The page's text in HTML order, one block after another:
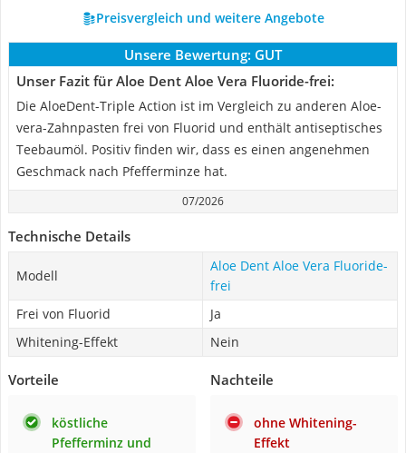
Preisvergleich und weitere Angebote
Unsere Bewertung: GUT
Unser Fazit für Aloe Dent Aloe Vera Fluoride-frei:
Die AloeDent-Triple Action ist im Vergleich zu anderen Aloe-
vera-Zahnpasten frei von Fluorid und enthält antiseptisches
Teebaumöl. Positiv finden wir, dass es einen angenehmen
Geschmack nach Pfefferminze hat.
07/2026
Technische Details
Modell
Aloe Dent Aloe Vera Fluoride-
frei
Frei von Fluorid
Ja
Whitening-Effekt
Nein
Vorteile
köstliche
Pfefferminz und
Nachteile
ohne Whitening-
Effekt